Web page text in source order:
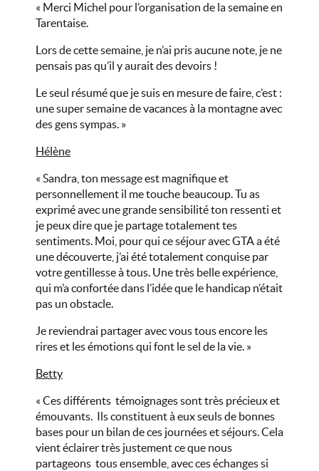
« Merci Michel pour l’organisation de la semaine en
Tarentaise.
Lors de cette semaine, je n’ai pris aucune note, je ne
pensais pas qu’il y aurait des devoirs !
Le seul résumé que je suis en mesure de faire, c’est :
une super semaine de vacances à la montagne avec
des gens sympas. »
Hélène
« Sandra, ton message est magnifique et
personnellement il me touche beaucoup. Tu as
exprimé avec une grande sensibilité ton ressenti et
je peux dire que je partage totalement tes
sentiments. Moi, pour qui ce séjour avec GTA a été
une découverte, j’ai été totalement conquise par
votre gentillesse à tous. Une très belle expérience,
qui m’a confortée dans l’idée que le handicap n’était
pas un obstacle.
Je reviendrai partager avec vous tous encore les
rires et les émotions qui font le sel de la vie. »
Betty
« Ces différents témoignages sont très précieux et
émouvants. Ils constituent à eux seuls de bonnes
bases pour un bilan de ces journées et séjours. Cela
vient éclairer très justement ce que nous
partageons tous ensemble, avec ces échanges si